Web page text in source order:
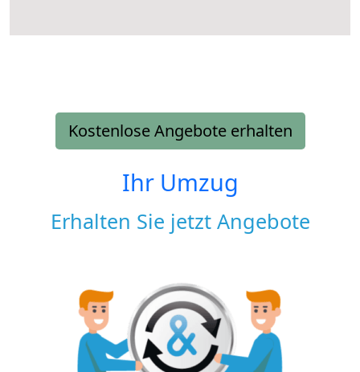
Kostenlose Angebote erhalten
Ihr Umzug
Erhalten Sie jetzt Angebote